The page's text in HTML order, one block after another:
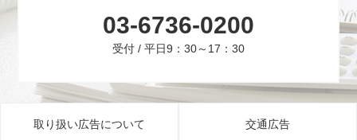
03-6736-0200
受付 / 平日9：30～17：30
取り扱い広告について 交通広告